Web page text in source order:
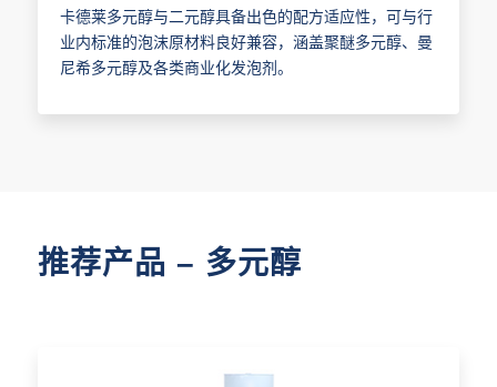
卡德莱多元醇与二元醇具备出色的配方适应性，可与行
业内标准的泡沫原材料良好兼容，涵盖聚醚多元醇、曼
尼希多元醇及各类商业化发泡剂。
推荐产品 – 多元醇